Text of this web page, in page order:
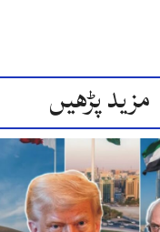
مزید پڑھیں